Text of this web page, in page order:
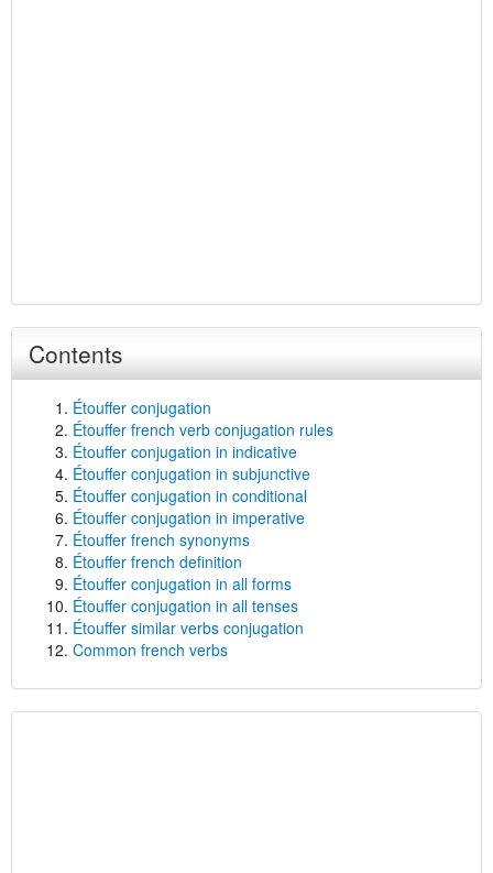
Contents
Étouffer conjugation
Étouffer french verb conjugation rules
Étouffer conjugation in indicative
Étouffer conjugation in subjunctive
Étouffer conjugation in conditional
Étouffer conjugation in imperative
Étouffer french synonyms
Étouffer french definition
Étouffer conjugation in all forms
Étouffer conjugation in all tenses
Étouffer similar verbs conjugation
Common french verbs